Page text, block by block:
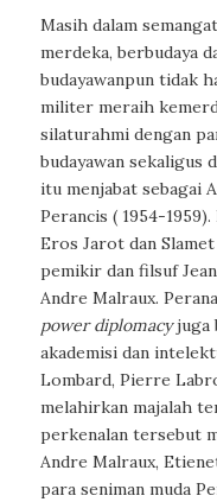
Masih dalam
merdeka, berbudaya
budayawanpun tidak
militer meraih
silaturahmi dengan
budayawan sekaligus
itu menjabat sebagai
Perancis ( 1954-
Eros Jarot dan
pemikir dan filsuf
Andre Malraux.
power diplomacyjuga
akademisi dan
Lombard, Pierre
melahirkan majalah
perkenalan tersebut
Andre Malraux,
para seniman muda